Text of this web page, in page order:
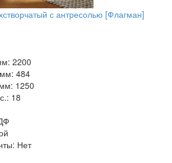
с антресолью [Флагман]
2200
484
1250
18
Нет